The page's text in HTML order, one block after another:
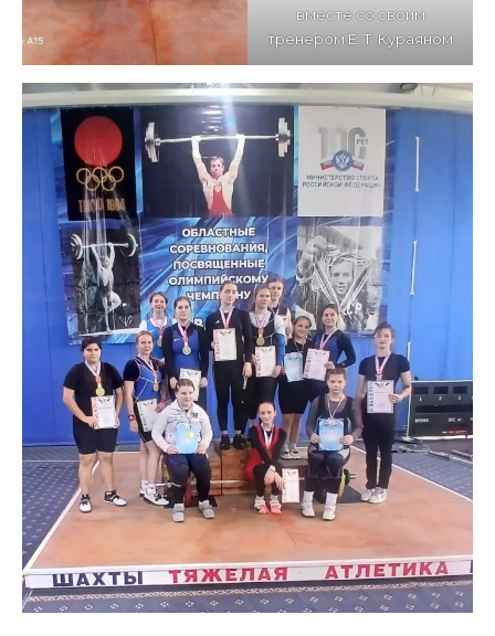
вместе со сво­им
тренером Е. Т. Кураяном